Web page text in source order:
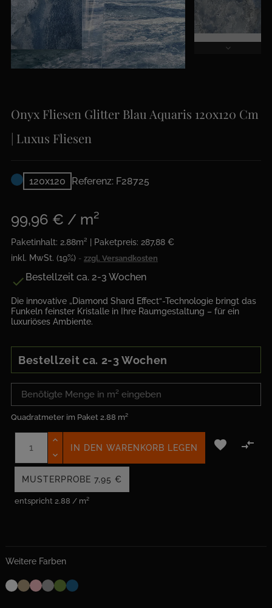
Onyx Fliesen Glitter Blau Aquaris 120x120 Cm
| Luxus Fliesen
120x120 Referenz: F28725
99,96 € / m²
Paketinhalt: 2.88m² | Paketpreis: 287,88 €
inkl. MwSt. (19%)
zzgl. Versandkosten
 Bestellzeit ca. 2-3 Wochen
Die innovative „Diamond Shard Effect“-Technologie bringt das
Funkeln feinster Kristalle in Ihre Raumgestaltung – für ein
luxuriöses Ambiente.
Bestellzeit ca. 2-3 Wochen
Quadratmeter im Paket 2.88 m²
entspricht 2.88 / m²
IN DEN WARENKORB LEGEN  
MUSTERPROBE 7,95 €
Weitere Farben